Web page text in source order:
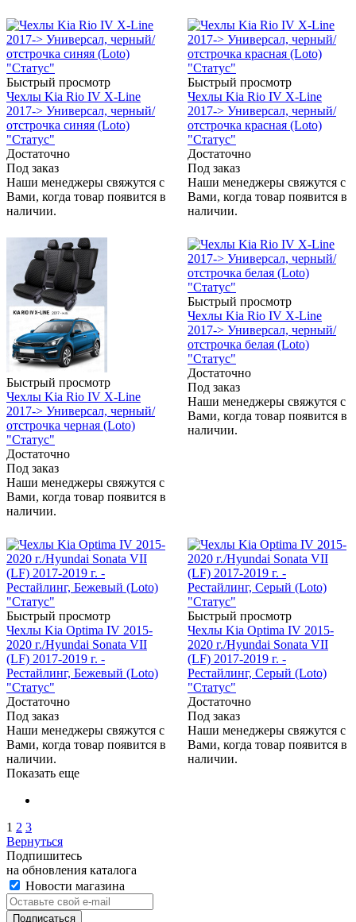
Быстрый просмотр
Чехлы Kia Rio IV X-Line
2017-> Универсал, черный/
отстрочка синяя (Loto)
"Статус"
Достаточно
Под заказ
Наши менеджеры свяжутся с
Вами, когда товар появится в
наличии.
Быстрый просмотр
Чехлы Kia Rio IV X-Line
2017-> Универсал, черный/
отстрочка красная (Loto)
"Статус"
Достаточно
Под заказ
Наши менеджеры свяжутся с
Вами, когда товар появится в
наличии.
Быстрый просмотр
Чехлы Kia Rio IV X-Line
2017-> Универсал, черный/
отстрочка черная (Loto)
"Статус"
Достаточно
Под заказ
Наши менеджеры свяжутся с
Вами, когда товар появится в
наличии.
Быстрый просмотр
Чехлы Kia Rio IV X-Line
2017-> Универсал, черный/
отстрочка белая (Loto)
"Статус"
Достаточно
Под заказ
Наши менеджеры свяжутся с
Вами, когда товар появится в
наличии.
Быстрый просмотр
Чехлы Kia Optima IV 2015-
2020 г./Hyundai Sonata VII
(LF) 2017-2019 г. -
Рестайлинг, Бежевый (Loto)
"Статус"
Достаточно
Под заказ
Наши менеджеры свяжутся с
Вами, когда товар появится в
наличии.
Быстрый просмотр
Чехлы Kia Optima IV 2015-
2020 г./Hyundai Sonata VII
(LF) 2017-2019 г. -
Рестайлинг, Серый (Loto)
"Статус"
Достаточно
Под заказ
Наши менеджеры свяжутся с
Вами, когда товар появится в
наличии.
Показать еще
1 2 3
Вернуться
Подпишитесь
на обновления каталога
Новости магазина